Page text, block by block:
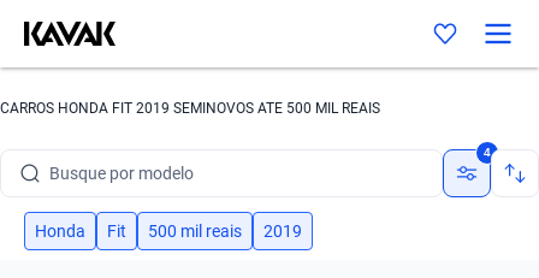
CARROS HONDA FIT 2019 SEMINOVOS ATE 500 MIL REAIS
Busque por modelo
Busque por versão
4
Honda Fit 500 mil reais 2019